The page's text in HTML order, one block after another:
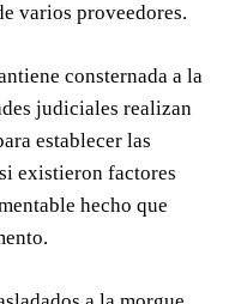
varios proveedores.
consternada a la
judiciales realizan
establecer las
existieron factores
hecho que